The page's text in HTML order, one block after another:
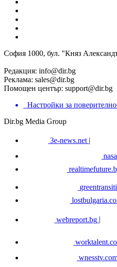
София 1000, бул. "Княз
Редакция: info@dir.bg
Реклама: sales@dir.bg
Помощен център: support@dir.bg
Настройки за
Dir.bg Media Group
3e-news.net |
webreport.bg